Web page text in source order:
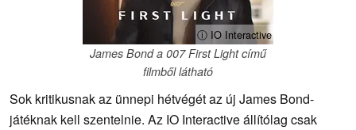
ⓘ IO Interactive
James Bond a 007 First Light című
filmből látható
Sok kritikusnak az ünnepi hétvégét az új James Bond-
játéknak kell szentelnie. Az IO Interactive állítólag csak